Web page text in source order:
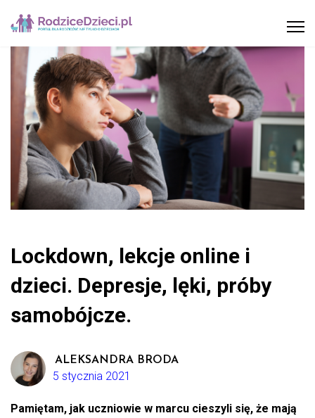
Lockdown, lekcje online i
dzieci. Depresje, lęki, próby
samobójcze.
ALEKSANDRA BRODA
5 stycznia 2021
Pamiętam, jak uczniowie w marcu cieszyli się, że mają